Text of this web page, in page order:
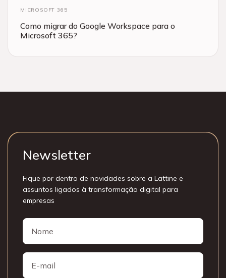
MICROSOFT 365
Como migrar do Google Workspace para o
Microsoft 365?
Newsletter
Fique por dentro de novidades sobre a Lattine e
assuntos ligados à transformação digital para
empresas
Nome
E-
mail